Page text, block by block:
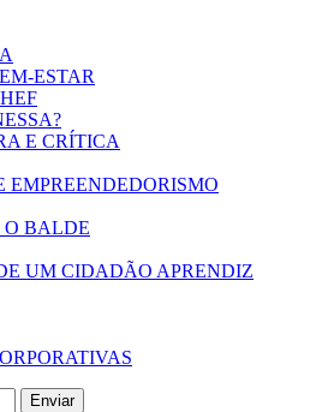
ESTAR
E CRÍTICA
EMPREENDEDORISMO
BALDE
UM CIDADÃO APRENDIZ
Enviar